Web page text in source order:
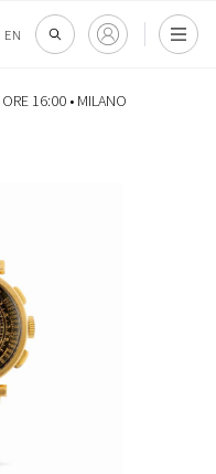
EN
16:00 • MILANO